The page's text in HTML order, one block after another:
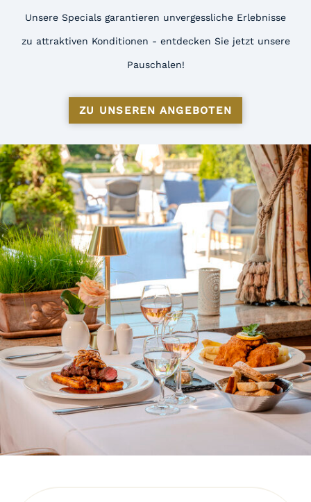
Unsere Specials garantieren unvergessliche Erlebnisse
zu attraktiven Konditionen - entdecken Sie jetzt unsere
Pauschalen!
ZU UNSEREN ANGEBOTEN